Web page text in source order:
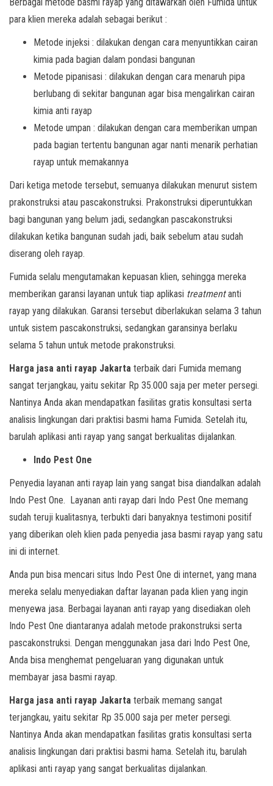
para klien mereka adalah sebagai berikut :
Metode injeksi : dilakukan dengan cara menyuntikkan cairan
kimia pada bagian dalam pondasi bangunan
Metode pipanisasi : dilakukan dengan cara menaruh pipa
berlubang di sekitar bangunan agar bisa mengalirkan cairan
kimia anti rayap
Metode umpan : dilakukan dengan cara memberikan umpan
pada bagian tertentu bangunan agar nanti menarik perhatian
rayap untuk memakannya
Dari ketiga metode tersebut, semuanya dilakukan menurut sistem
prakonstruksi atau pascakonstruksi. Prakonstruksi diperuntukkan
bagi bangunan yang belum jadi, sedangkan pascakonstruksi
dilakukan ketika bangunan sudah jadi, baik sebelum atau sudah
diserang oleh rayap.
Fumida selalu mengutamakan kepuasan klien, sehingga mereka
memberikan garansi layanan untuk tiap aplikasi treatmentanti
rayap yang dilakukan. Garansi tersebut diberlakukan selama 3 tahun
untuk sistem pascakonstruksi, sedangkan garansinya berlaku
selama 5 tahun untuk metode prakonstruksi.
Harga jasa anti rayap Jakarta terbaik dari Fumida memang
sangat terjangkau, yaitu sekitar Rp 35.000 saja per meter persegi.
Nantinya Anda akan mendapatkan fasilitas gratis konsultasi serta
analisis lingkungan dari praktisi basmi hama Fumida. Setelah itu,
barulah aplikasi anti rayap yang sangat berkualitas dijalankan.
Indo Pest One
Penyedia layanan anti rayap lain yang sangat bisa diandalkan adalah
Indo Pest One. Layanan anti rayap dari Indo Pest One memang
sudah teruji kualitasnya, terbukti dari banyaknya testimoni positif
yang diberikan oleh klien pada penyedia jasa basmi rayap yang satu
ini di internet.
Anda pun bisa mencari situs Indo Pest One di internet, yang mana
mereka selalu menyediakan daftar layanan pada klien yang ingin
menyewa jasa. Berbagai layanan anti rayap yang disediakan oleh
Indo Pest One diantaranya adalah metode prakonstruksi serta
pascakonstruksi. Dengan menggunakan jasa dari Indo Pest One,
Anda bisa menghemat pengeluaran yang digunakan untuk
membayar jasa basmi rayap.
Harga jasa anti rayap Jakarta terbaik memang sangat
terjangkau, yaitu sekitar Rp 35.000 saja per meter persegi.
Nantinya Anda akan mendapatkan fasilitas gratis konsultasi serta
analisis lingkungan dari praktisi basmi hama. Setelah itu, barulah
aplikasi anti rayap yang sangat berkualitas dijalankan.